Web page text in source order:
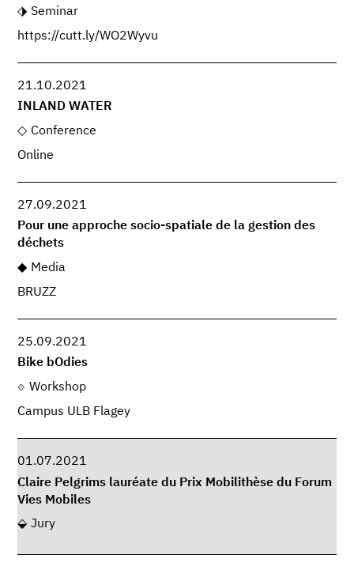
Seminar
https://cutt.ly/WO2Wyvu
21.10.2021
INLAND WATER
Conference
Online
27.09.2021
Pour une approche socio-spatiale de la gestion des
déchets
Media
BRUZZ
25.09.2021
Bike bOdies
Workshop
Campus ULB Flagey
01.07.2021
Claire Pelgrims lauréate du Prix Mobilithèse du Forum
Vies Mobiles
Jury